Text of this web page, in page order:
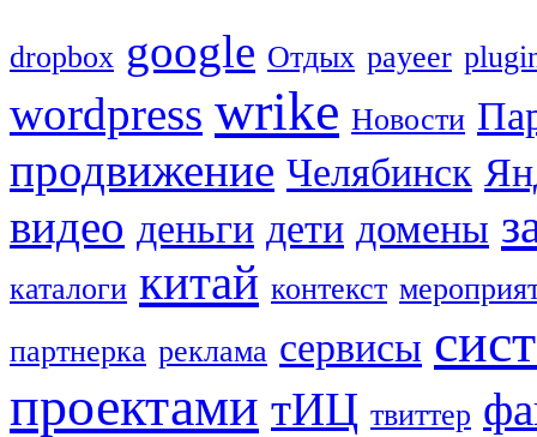
dropbox google Oтдых payeer
wordpress wrike Новости
продвижение Челябинск
видео деньги дети домены
каталоги китай контекст
партнерка реклама сервисы
проектами тИЦ твиттер